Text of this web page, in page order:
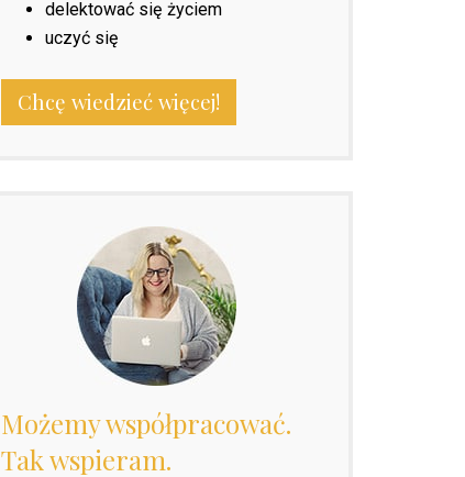
delektować się życiem
uczyć się
Chcę wiedzieć więcej!
Możemy współpracować.
Tak wspieram.